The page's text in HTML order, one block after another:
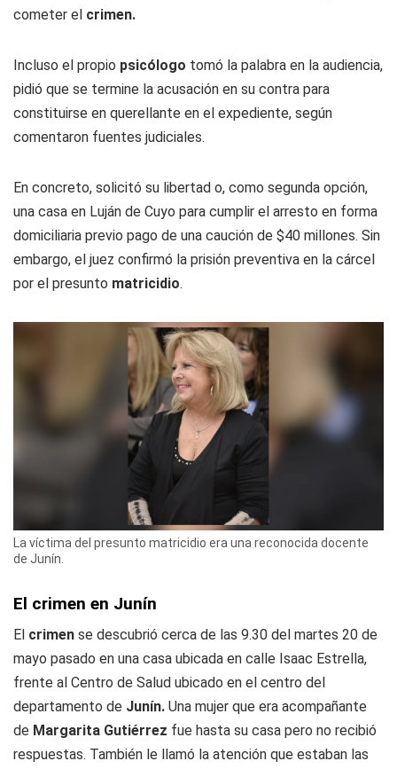
cometer el crimen.
Incluso el propio psicólogo tomó la palabra en la audiencia,
pidió que se termine la acusación en su contra para
constituirse en querellante en el expediente, según
comentaron fuentes judiciales.
En concreto, solicitó su libertad o, como segunda opción,
una casa en Luján de Cuyo para cumplir el arresto en forma
domiciliaria previo pago de una caución de $40 millones. Sin
embargo, el juez confirmó la prisión preventiva en la cárcel
por el presunto matricidio.
La víctima del presunto matricidio era una reconocida docente
de Junín.
El crimen en Junín
El crimen se descubrió cerca de las 9.30 del martes 20 de
mayo pasado en una casa ubicada en calle Isaac Estrella,
frente al Centro de Salud ubicado en el centro del
departamento de Junín. Una mujer que era acompañante
de Margarita Gutiérrez fue hasta su casa pero no recibió
respuestas. También le llamó la atención que estaban las